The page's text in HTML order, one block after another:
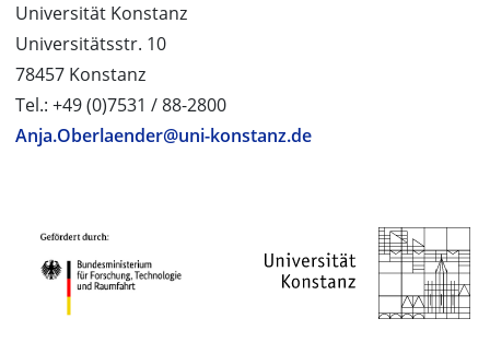
Universität Konstanz
Universitätsstr. 10
78457 Konstanz
Tel.: +49 (0)7531 / 88-2800
Anja.Oberlaender@uni-konstanz.de